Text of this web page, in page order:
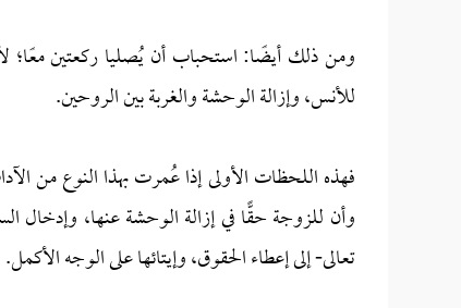
ومن ذلك أيضًا: استحباب أن يُصليا ركعتين معًا؛
للأنس، وإزالة الوحشة والغربة بين الروحين.
فهذه اللحظات الأولى إذا عُمرت بهذا النوع من
وأن للزوجة حقًّا في إزالة الوحشة عنها، وإدخال
تعالى- إلى إعطاء الحقوق، وإيتائها على الوجه الأكمل.